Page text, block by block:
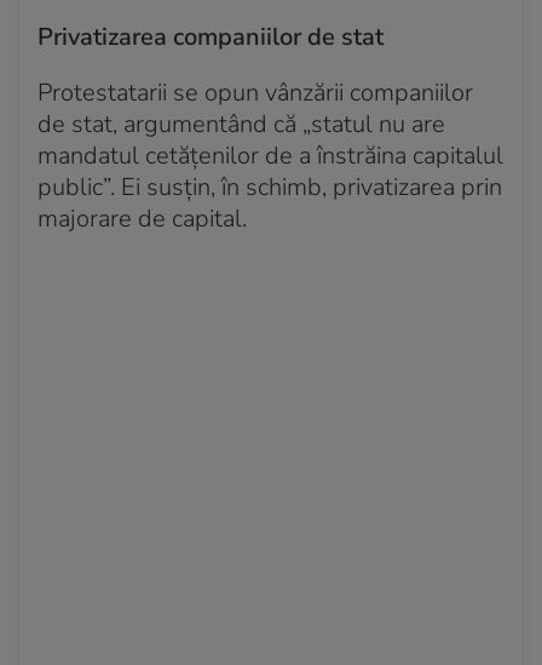
Privatizarea companiilor de stat
Protestatarii se opun vânzării companiilor
de stat, argumentând că „statul nu are
mandatul cetăţenilor de a înstrăina capitalul
public”. Ei susţin, în schimb, privatizarea prin
majorare de capital.